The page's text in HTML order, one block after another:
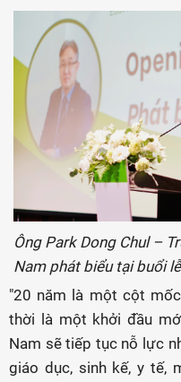
Ông Park Dong Chul –
Nam phát biểu tại buổi
"20 năm là một cột
thời là một khởi đầu
Nam sẽ tiếp tục nỗ lực
giáo dục, sinh kế, y tế,